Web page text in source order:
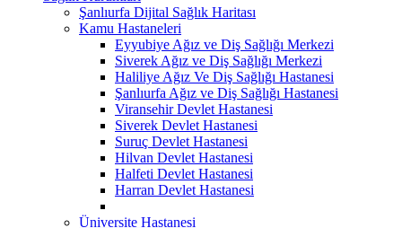
Şanlıurfa Dijital Sağlık Haritası
Kamu Hastaneleri
Eyyubiye Ağız ve Diş Sağlığı Merkezi
Siverek Ağız ve Diş Sağlığı Merkezi
Haliliye Ağız Ve Diş Sağlığı Hastanesi
Şanlıurfa Ağız ve Diş Sağlığı Hastanesi
Viransehir Devlet Hastanesi
Siverek Devlet Hastanesi
Suruç Devlet Hastanesi
Hilvan Devlet Hastanesi
Halfeti Devlet Hastanesi
Harran Devlet Hastanesi
Üniversite Hastanesi